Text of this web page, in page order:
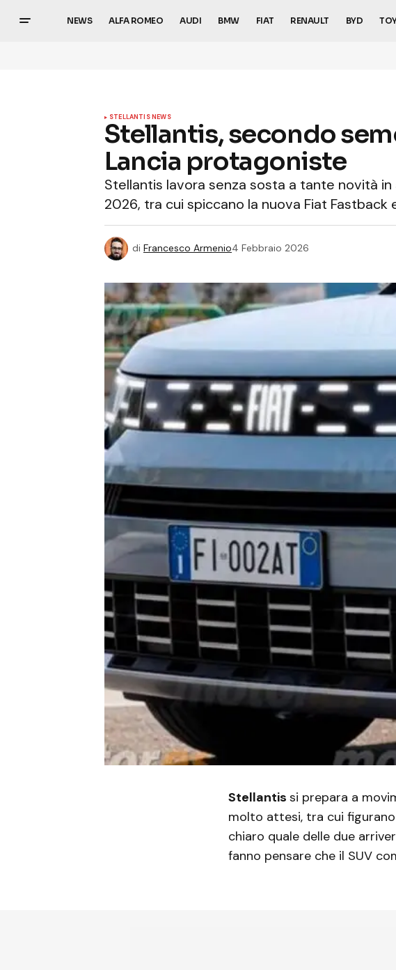
NEWS ALFA ROMEO AUDI BMW FIAT RENAULT BYD
STELLANTIS NEWS
Stellantis, secondo
Lancia protagoniste
Stellantis lavora senza sosta a tante novità
2026, tra cui spiccano la nuova Fiat Fastback
di Francesco Armenio4 Febbraio 2026
Stellantis si prepara a
molto attesi, tra cui
chiaro quale delle due
fanno pensare che il SUV